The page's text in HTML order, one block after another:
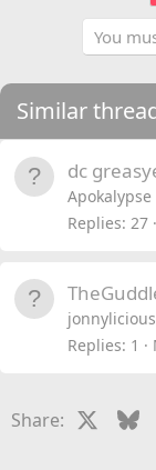
You
Similar
dc
Apokalypse
Replies 27
jonnylicious
Replies 1
Share: